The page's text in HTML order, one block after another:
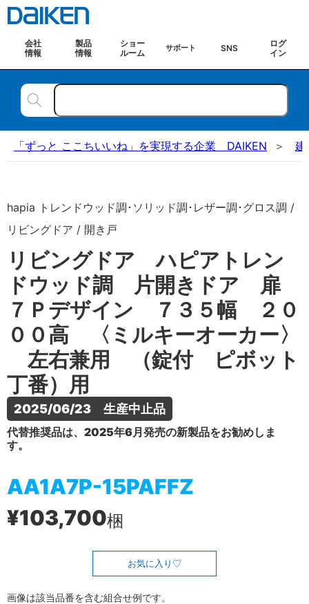
会社
情報
製品
情報
ショー
ルーム
サポート SNS
ログ
イン
「ずっと ここちいいね」を実現する企業 DAIKEN 建
hapia トレンドウッド調･ソリッド調･レザー調･グロス調 /
リビングドア / 開き戸
リビングドア ハピアトレン
ドウッド調 片開きドア 扉
７Ｐデザイン ７３５幅 ２０
００高 〈ミルキーオーカー〉
左右兼用 （錠付 ピボット
丁番）用
2025/06/23　生産中止品
代替推奨品は、2025年6月発売の新製品をお勧めしま
す。
AA1A7P-15PAFFZ
¥103,700梱
お気に入り
画像は該当品番を含む組合せ例です。